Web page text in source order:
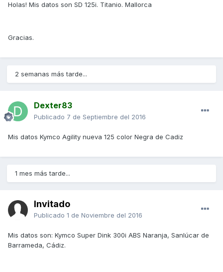
Holas! Mis datos son SD 125i. Titanio. Mallorca
Gracias.
2 semanas más tarde...
Dexter83
Publicado 7 de Septiembre del 2016
Mis datos Kymco Agility nueva 125 color Negra de Cadiz
1 mes más tarde...
Invitado
Publicado 1 de Noviembre del 2016
Mis datos son: Kymco Super Dink 300i ABS Naranja, Sanlúcar de
Barrameda, Cádiz.